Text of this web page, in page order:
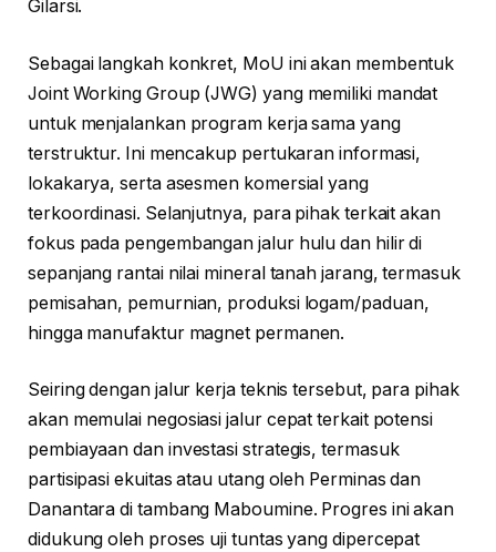
Gilarsi.
Sebagai langkah konkret, MoU ini akan membentuk
Joint Working Group (JWG) yang memiliki mandat
untuk menjalankan program kerja sama yang
terstruktur. Ini mencakup pertukaran informasi,
lokakarya, serta asesmen komersial yang
terkoordinasi. Selanjutnya, para pihak terkait akan
fokus pada pengembangan jalur hulu dan hilir di
sepanjang rantai nilai mineral tanah jarang, termasuk
pemisahan, pemurnian, produksi logam/paduan,
hingga manufaktur magnet permanen.
Seiring dengan jalur kerja teknis tersebut, para pihak
akan memulai negosiasi jalur cepat terkait potensi
pembiayaan dan investasi strategis, termasuk
partisipasi ekuitas atau utang oleh Perminas dan
Danantara di tambang Maboumine. Progres ini akan
didukung oleh proses uji tuntas yang dipercepat